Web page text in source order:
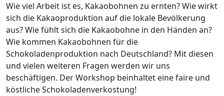
Wie viel Arbeit ist es, Kakaobohnen zu ernten? Wie wirkt
sich die Kakaoproduktion auf die lokale Bevölkerung
aus? Wie fühlt sich die Kakaobohne in den Händen an?
Wie kommen Kakaobohnen für die
Schokoladenproduktion nach Deutschland? Mit diesen
und vielen weiteren Fragen werden wir uns
beschäftigen. Der Workshop beinhaltet eine faire und
köstliche Schokoladenverkostung!